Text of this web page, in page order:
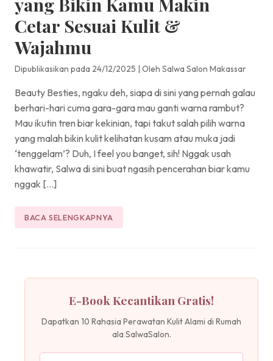
Cetar Sesuai Kulit &
Wajahmu
Dipublikasikan pada 24/12/2025 | Oleh Salwa Salon Makassar
Beauty Besties, ngaku deh, siapa di sini yang pernah galau
berhari-hari cuma gara-gara mau ganti warna rambut?
Mau ikutin tren biar kekinian, tapi takut salah pilih warna
yang malah bikin kulit kelihatan kusam atau muka jadi
‘tenggelam’? Duh, I feel you banget, sih! Nggak usah
khawatir, Salwa di sini buat ngasih pencerahan biar kamu
nggak […]
BACA SELENGKAPNYA
E-Book Kecantikan Gratis!
Dapatkan 10 Rahasia Perawatan Kulit Alami di Rumah
ala SalwaSalon.